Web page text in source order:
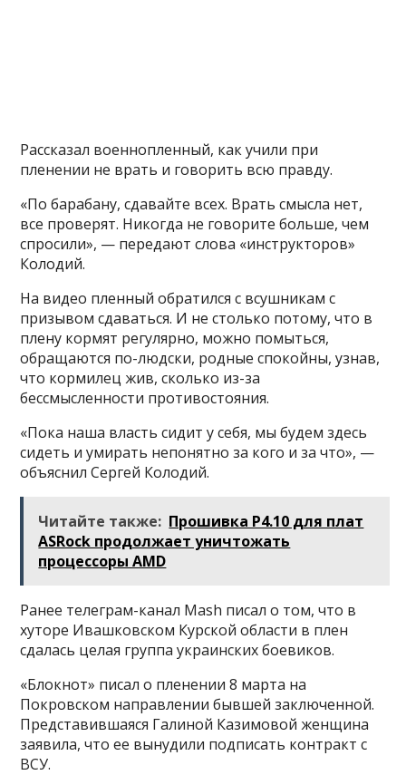
Рассказал военнопленный, как учили при
пленении не врать и говорить всю правду.
«По барабану, сдавайте всех. Врать смысла нет,
все проверят. Никогда не говорите больше, чем
спросили», — передают слова «инструкторов»
Колодий.
На видео пленный обратился с всушникам с
призывом сдаваться. И не столько потому, что в
плену кормят регулярно, можно помыться,
обращаются по-людски, родные спокойны, узнав,
что кормилец жив, сколько из-за
бессмысленности противостояния.
«Пока наша власть сидит у себя, мы будем здесь
сидеть и умирать непонятно за кого и за что», —
объяснил Сергей Колодий.
Читайте также: Прошивка P4.10 для плат
ASRock продолжает уничтожать
процессоры AMD
Ранее телеграм-канал Mash писал о том, что в
хуторе Ивашковском Курской области в плен
сдалась целая группа украинских боевиков.
«Блокнот» писал о пленении 8 марта на
Покровском направлении бывшей заключенной.
Представившаяся Галиной Казимовой женщина
заявила, что ее вынудили подписать контракт с
ВСУ.